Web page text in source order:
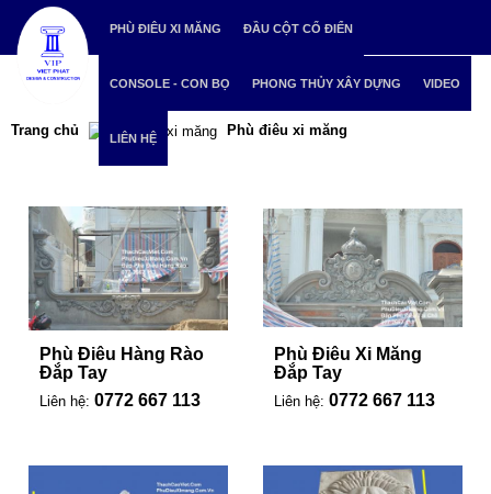
PHÙ ĐIÊU XI MĂNG ĐẦU CỘT CỔ ĐIỂN
CONSOLE - CON BỌ PHONG THỦY XÂY DỰNG VIDEO
LIÊN HỆ
Trang chủ Phù điêu xi măng
Phù Điêu Hàng Rào
Đắp Tay
Liên hệ: 0772 667 113
Phù Điêu Xi Măng
Đắp Tay
Liên hệ: 0772 667 113